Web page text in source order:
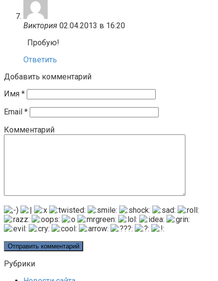
Виктория 02.04.2013 в 16:20
Пробую!
Ответить
Добавить комментарий
Имя *
Email *
Комментарий
Рубрики